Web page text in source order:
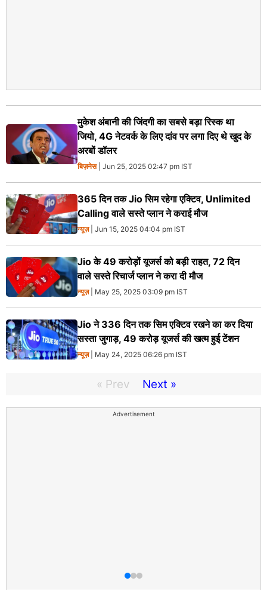
मुकेश अंबानी की जिंदगी का सबसे बड़ा रिस्क था
जियो, 4G नेटवर्क के लिए दांव पर लगा दिए थे खुद के
अरबों डॉलर
बिज़नेस| Jun 25, 2025 02:47 pm IST
365 दिन तक Jio सिम रहेगा एक्टिव, Unlimited
Calling वाले सस्ते प्लान ने कराई मौज
न्यूज़| Jun 15, 2025 04:04 pm IST
Jio के 49 करोड़ों यूजर्स को बड़ी राहत, 72 दिन
वाले सस्ते रिचार्ज प्लान ने करा दी मौज
न्यूज़| May 25, 2025 03:09 pm IST
Jio ने 336 दिन तक सिम एक्टिव रखने का कर दिया
सस्ता जुगाड़, 49 करोड़ यूजर्स की खत्म हुई टेंशन
न्यूज़| May 24, 2025 06:26 pm IST
« Prev Next »
Advertisement